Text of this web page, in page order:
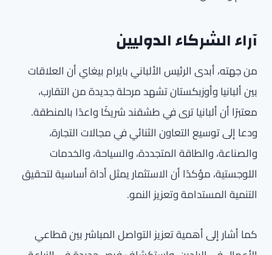
آراء الشركاء الدوليين
من جهته، أبدى الرئيس الألباني بايرام بيغاي أن العلاقات
بين ألبانيا وأوزبكستان تشهد مرحلة جديدة من التقارب،
معتبرًا أن ألبانيا ترى في طشقند شريكًا واعدًا بالمنطقة.
ودعا إلى توسيع التعاون الثنائي في مجالات التجارة،
والصناعة، والطاقة المتجددة، والسياحة، والخدمات
اللوجستية، مؤكدًا أن الاستثمار يمثل أداة أساسية لتحقيق
التنمية المستدامة وتعزيز النمو.
كما أشار إلى أهمية تعزيز التواصل المباشر بين قطاعي